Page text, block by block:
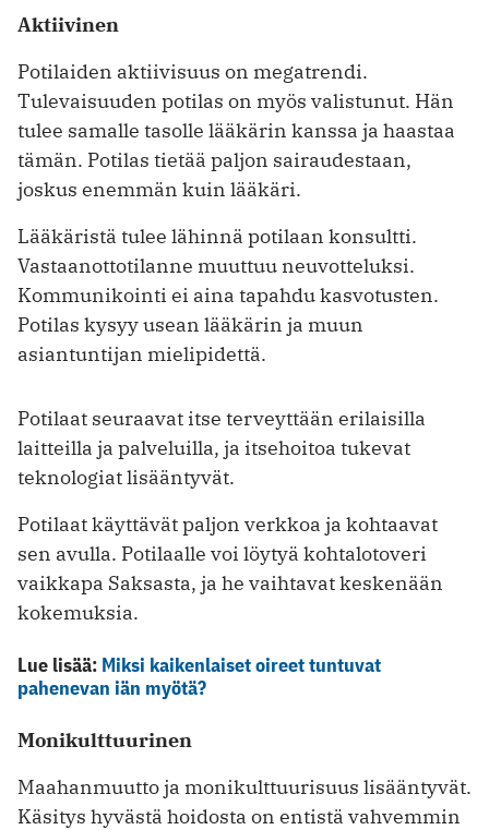
Aktiivinen
Potilaiden aktiivisuus on megatrendi.
Tulevaisuuden potilas on myös valistunut. Hän
tulee samalle tasolle lääkärin kanssa ja haastaa
tämän. Potilas tietää paljon sairaudestaan,
joskus enemmän kuin lääkäri.
Lääkäristä tulee lähinnä potilaan ­konsultti.
Vastaanottotilanne muuttuu ­neuvotteluksi.
Kommunikointi ei aina tapahdu kasvotusten.
Potilas kysyy ­usean lääkärin ja muun
asiantuntijan mielipidettä.
Potilaat seuraavat itse terveyttään erilaisilla
laitteilla ja palveluilla, ja itsehoitoa tukevat
teknologiat lisääntyvät.
Potilaat käyttävät paljon verkkoa ja kohtaavat
sen avulla. Potilaalle voi löytyä kohtalotoveri
vaikkapa Saksasta, ja he vaihtavat keskenään
kokemuksia.
Lue lisää: Miksi kaikenlaiset oireet tuntuvat
pahenevan iän myötä?
Monikulttuurinen
Maahanmuutto ja monikulttuurisuus ­lisääntyvät.
Käsitys hyvästä hoidosta on entistä vahvemmin